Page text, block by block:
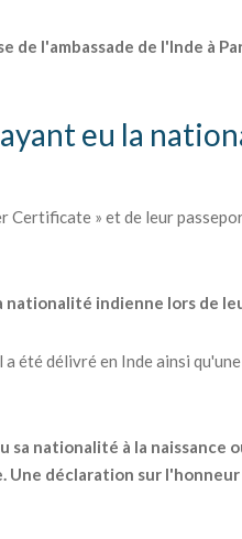
de l'ambassade de l'Inde à
eu la
Certificate » et de leur
nationalité indienne lors de
été délivré en Inde ainsi
nationalité à la naissance
Une déclaration sur